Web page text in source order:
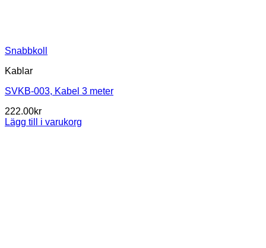
Snabbkoll
Kablar
SVKB-003, Kabel 3 meter
222.00kr
Lägg till i varukorg